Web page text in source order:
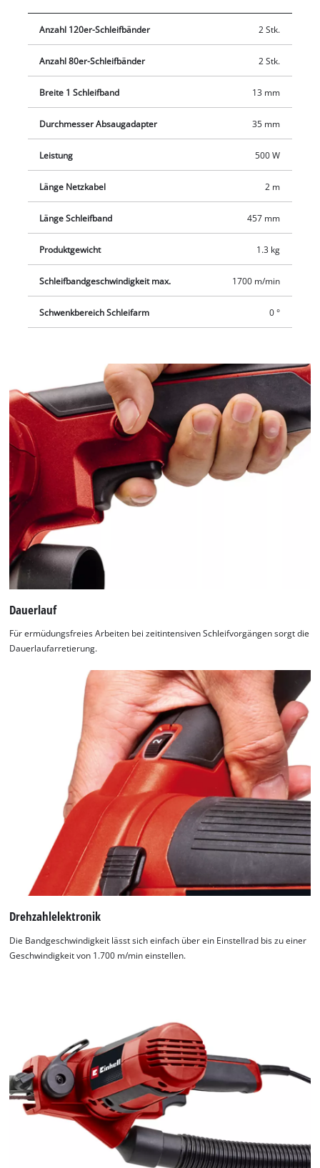
passend eingestellt werden. Das Schleifband wird
werkzeuglos gewechselt und der Lauf kann ebenso leicht
Für einen sauberen Arbeitsbereich sorgt die integrierte
Staubabsaugung. Im Lieferumfang enthalten ist ein 6-teiliges
Schleifbandset, bestehend aus je 2x P60, P80, P120 (Länge 457
mm).
Anzahl 120er-Schleifbänder 2 Stk.
Anzahl 80er-Schleifbänder 2 Stk.
Breite 1 Schleifband 13 mm
Durchmesser Absaugadapter 35 mm
Leistung 500 W
Länge Netzkabel 2 m
Länge Schleifband 457 mm
Produktgewicht 1.3 kg
Schleifbandgeschwindigkeit max. 1700 m/min
Schwenkbereich Schleifarm 0 °
Dauerlauf
Für ermüdungsfreies Arbeiten bei zeitintensiven Schleifvorgängen sorgt die
Dauerlaufarretierung.
Drehzahlelektronik
Die Bandgeschwindigkeit lässt sich einfach über ein Einstellrad bis zu einer
Geschwindigkeit von 1.700 m/min einstellen.